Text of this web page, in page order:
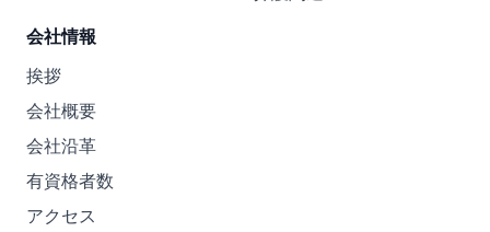
会社情報
挨拶
会社概要
会社沿革
有資格者数
アクセス